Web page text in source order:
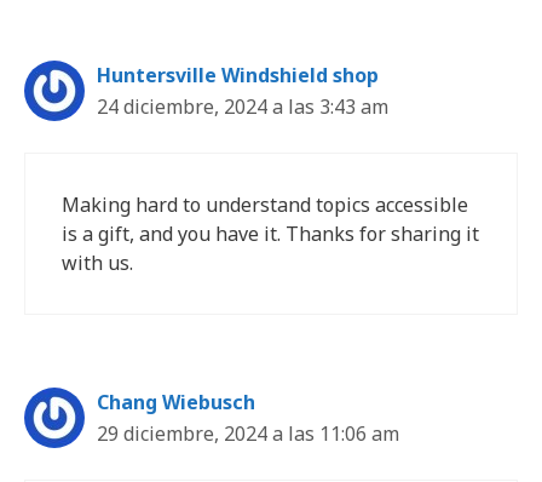
Huntersville Windshield shop
24 diciembre, 2024 a las 3:43 am
Making hard to understand topics accessible
is a gift, and you have it. Thanks for sharing it
with us.
Chang Wiebusch
29 diciembre, 2024 a las 11:06 am